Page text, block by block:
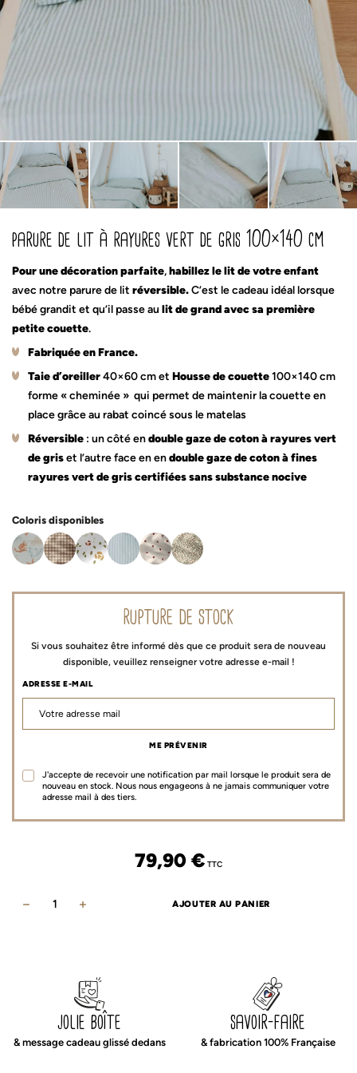
parure de lit à rayures vert de gris 100×140 cm
Pour une décoration parfaite,habillez le lit de votre enfant
avec notre parure de lit réversible.C’est le cadeau idéal lorsque
bébé grandit et qu’il passe au lit de grand avec sa première
petite couette.
Fabriquée en France.
Taie d’oreiller40×60 cm et Housse de couette100×140 cm
forme « cheminée » qui permet de maintenir la couette en
place grâce au rabat coincé sous le matelas
Réversible : un côté endouble gaze de coton à rayures vert
de griset l’autre face en endouble gaze de coton à fines
rayures vert de griscertifiées sans substance nocive
Coloris disponibles
rupture de stock
Si vous souhaitez être informé dès que ce produit sera de nouveau
disponible, veuillez renseigner votre adresse e-mail !
ADRESSE E-MAIL
ME PRÉVENIR
J'accepte de recevoir une notification par mail lorsque le produit sera de
nouveau en stock. Nous nous engageons à ne jamais communiquer votre
adresse mail à des tiers.
79,90 € TTC
vert
AJOUTER AU PANIER
jolie boîte
& message cadeau glissé dedans
savoir-faire
& fabrication 100% Française